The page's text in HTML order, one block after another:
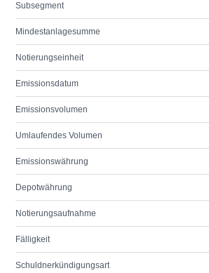
Subsegment
Mindestanlagesumme
Notierungseinheit
Emissionsdatum
Emissionsvolumen
Umlaufendes Volumen
Emissionswährung
Depotwährung
Notierungsaufnahme
Fälligkeit
Schuldnerkündigungsart